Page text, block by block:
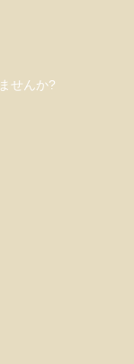
せんか?